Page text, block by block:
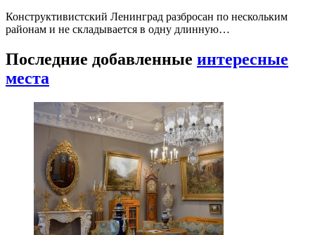
Конструктивистский Ленинград разбросан по нескольким
районам и не складывается в одну длинную…
Последние добавленные интересные
места